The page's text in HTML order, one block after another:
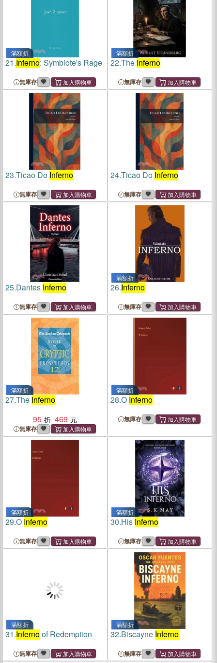
滿額折
21.Inferno: Symbiote's Rage
無庫存
滿額折
22.The Inferno
無庫存
23.Ticao Do Inferno
無庫存
24.Ticao Do Inferno
無庫存
25.Dantes Inferno
無庫存
滿額折
26.Inferno
無庫存
滿額折
27.The Inferno
95
469
無庫存
滿額折
28.O Inferno
無庫存
滿額折
29.O Inferno
無庫存
滿額折
30.His Inferno
無庫存
滿額折
31.Infernoof Redemption
無庫存
滿額折
32.Biscayne Inferno
無庫存